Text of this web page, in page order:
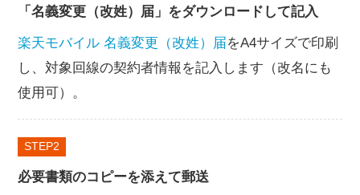
「名義変更（改姓）届」をダウンロードして記入
楽天モバイル 名義変更（改姓）届をA4サイズで印刷
し、対象回線の契約者情報を記入します（改名にも
使用可）。
STEP
必要書類のコピーを添えて郵送